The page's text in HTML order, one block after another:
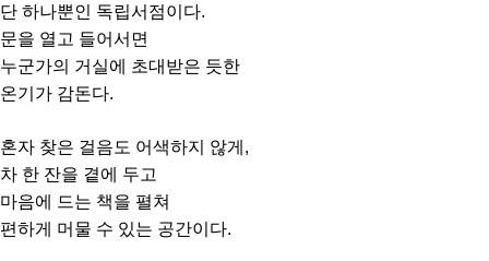
단 하나뿐인 독립서점이다.
문을 열고 들어서면
누군가의 거실에 초대받은 듯한
온기가 감돈다.
혼자 찾은 걸음도 어색하지 않게,
차 한 잔을 곁에 두고
마음에 드는 책을 펼쳐
편하게 머물 수 있는 공간이다.